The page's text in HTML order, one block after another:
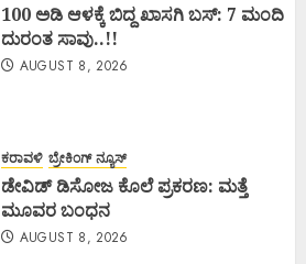
100 ಅಡಿ ಆಳಕ್ಕೆ ಬಿದ್ದ ಖಾಸಗಿ ಬಸ್: 7 ಮಂದಿ
ದುರಂತ ಸಾವು..!!
AUGUST 8, 2026
ಕರಾವಳಿ ಬ್ರೇಕಿಂಗ್ ನ್ಯೂಸ್
ಡೇವಿಡ್ ಡಿಸೋಜ ಕೊಲೆ ಪ್ರಕರಣ: ಮತ್ತೆ
ಮೂವರ ಬಂಧನ
AUGUST 8, 2026